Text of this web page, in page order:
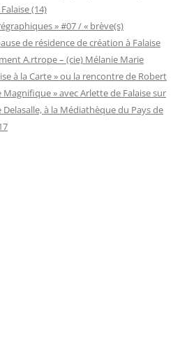
(14)
» #07 / « brève(s)
de résidence de création à Falaise
A.rtrope – (cie) Mélanie Marie
à la Carte » ou la rencontre de Robert
Magnifique » avec Arlette de Falaise sur
à la Médiathèque du Pays de